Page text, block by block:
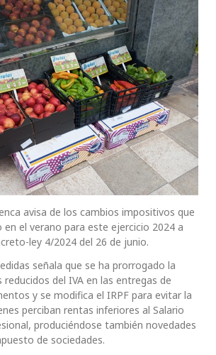
avisa de los cambios impositivos que
en el verano para este ejercicio 2024 a
ley 4/2024 del 26 de junio.
señala que se ha prorrogado la
del IVA en las entregas de
y se modifica el IRPF para evitar la
perciban rentas inferiores al Salario
produciéndose también novedades
de sociedades.